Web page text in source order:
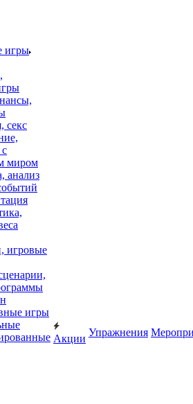
игры
секс
миром
анализ
игровые
игры
Акции
Упражнения